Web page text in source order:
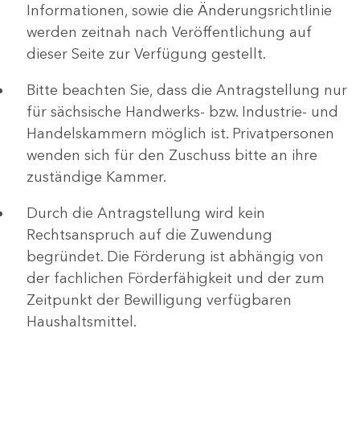
Informationen, sowie die Änderungsrichtlinie
werden zeitnah nach Veröffentlichung auf
dieser Seite zur Verfügung gestellt.
Bitte beachten Sie, dass die Antragstellung nur
für sächsische Handwerks- bzw. Industrie- und
Handelskammern möglich ist. Privatpersonen
wenden sich für den Zuschuss bitte an ihre
zuständige Kammer.
Durch die Antragstellung wird kein
Rechtsanspruch auf die Zuwendung
begründet. Die Förderung ist abhängig von
der fachlichen Förderfähigkeit und der zum
Zeitpunkt der Bewilligung verfügbaren
Haushaltsmittel.